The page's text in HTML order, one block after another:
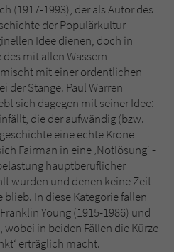
(1917-1993), der als Autor des
der Populärkultur
Idee dienen, doch in
mit allen Wassern
mit einer ordentlichen
der Stange. Paul Warren
sich dagegen mit seiner Idee:
die der aufwändig (bzw.
eine echte Krone
Fairman in eine ‚Notlösung‘ -
hauptberuflicher
wurden und denen keine Zeit
In diese Kategorie fallen
Young (1915-1986) und
wobei in beiden Fällen die Kürze
erträglich macht.